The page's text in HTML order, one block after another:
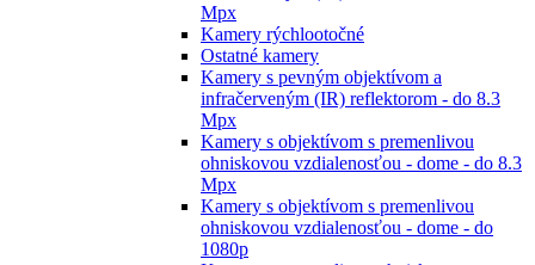
Mpx
Kamery rýchlootočné
Ostatné kamery
Kamery s pevným objektívom a
infračerveným (IR) reflektorom - do 8.3
Mpx
Kamery s objektívom s premenlivou
ohniskovou vzdialenosťou - dome - do 8.3
Mpx
Kamery s objektívom s premenlivou
ohniskovou vzdialenosťou - dome - do
1080p